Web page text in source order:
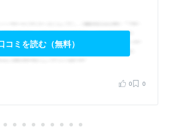
コミを読む（無料）
0 0